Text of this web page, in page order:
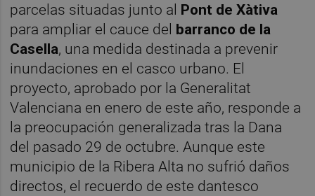
parcelas situadas junto al Pont de Xàtiva
para ampliar el cauce del barranco de la
Casella, una medida destinada a prevenir
inundaciones en el casco urbano. El
proyecto, aprobado por la Generalitat
Valenciana en enero de este año, responde a
la preocupación generalizada tras la Dana
del pasado 29 de octubre. Aunque este
municipio de la Ribera Alta no sufrió daños
directos, el recuerdo de este dantesco